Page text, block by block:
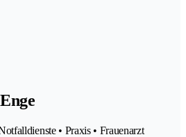
• Praxis • Frauenarzt